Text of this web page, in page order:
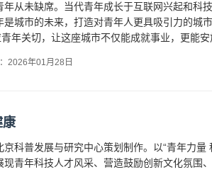
从未缺席。当代青年成长于互联网兴起和科
城市的未来，打造对青年人更具吸引力的城
年关切，让这座城市不仅能成就事业，更能安
2026年01月28日
康
科普发展与研究中心策划制作。以“青年力
青年科技人才风采、营造鼓励创新文化氛围